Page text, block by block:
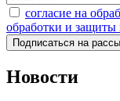
согласие на
обработки и
Новости